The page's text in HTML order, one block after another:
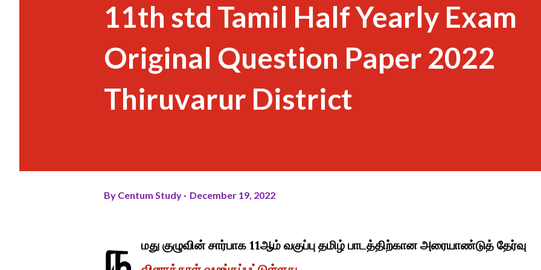
11th std Tamil Half Yearly Exam
Original Question Paper 2022
Thiruvarur District
By Centum Study December 19, 2022
ந
மது குழுவின் சார்பாக 11ஆம் வகுப்பு தமிழ் பாடத்திற்கான அரையாண்டுத் தேர்வு